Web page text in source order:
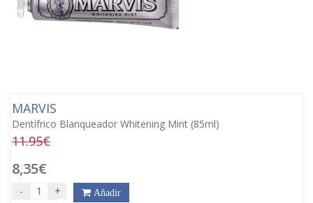
MARVIS
Dentífrico Blanqueador Whitening Mint (85ml)
11.95€
8,35€
- + Añadir